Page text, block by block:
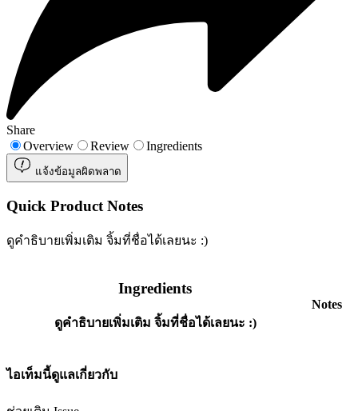
Share
Overview
Review Ingredients
แจ้งข้อมูลผิดพลาด
Quick Product Notes
ดูคำธิบายเพิ่มเติม จิ้มที่ชื่อได้เลยนะ :)
Ingredients
ดูคำธิบายเพิ่มเติม จิ้มที่ชื่อได้เลยนะ :)
Notes
ไอเท็มนี้ดูแลเกี่ยวกับ